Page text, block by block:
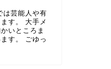
は芸能人や有
す。 大手メ
いところま
す。 ごゆっ